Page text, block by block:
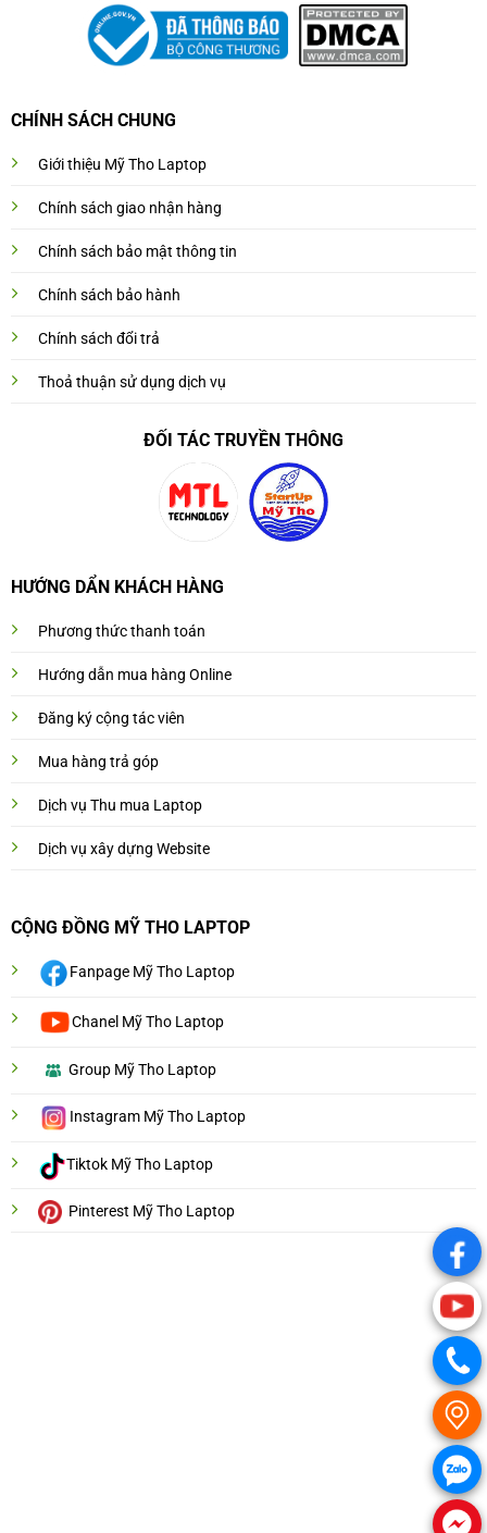
CHÍNH SÁCH CHUNG
Giới thiệu Mỹ Tho Laptop
Chính sách giao nhận hàng
Chính sách bảo mật thông tin
Chính sách bảo hành
Chính sách đổi trả
Thoả thuận sử dụng dịch vụ
ĐỐI TÁC TRUYỀN THÔNG
HƯỚNG DẨN KHÁCH HÀNG
Phương thức thanh toán
Hướng dẫn mua hàng Online
Đăng ký cộng tác viên
Mua hàng trả góp
Dịch vụ Thu mua Laptop
Dịch vụ xây dựng Website
CỘNG ĐỒNG MỸ THO LAPTOP
Fanpage Mỹ Tho Laptop
Chanel Mỹ Tho Laptop
Group Mỹ Tho Laptop
Instagram Mỹ Tho Laptop
Tiktok Mỹ Tho Laptop
Pinterest Mỹ Tho Laptop
.
.
.
.
.
.